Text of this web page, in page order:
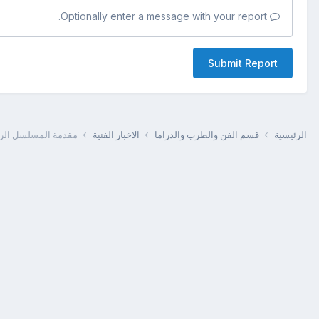
Submit Report
الرئيسية قسم الفن والطرب والدراما الاخبار الفنية مقدمة المسلسل